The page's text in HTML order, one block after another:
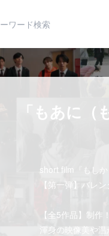
テクノロジー・ガジェット
「もあに
short film『もしか
【第一弾】バレ
【全5作品】制作
渾身の映像美や